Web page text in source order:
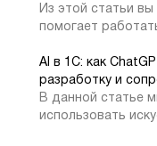
Из этой статьи вы
помогает
AI в 1С: как
разработку и
В данной статье
использовать